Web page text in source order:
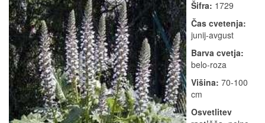
Šifra: 1729
Čas cvetenja:
junij-avgust
Barva cvetja:
belo-roza
Višina: 70-100
cm
Osvetlitev